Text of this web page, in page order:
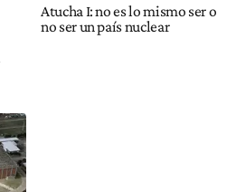
Atucha I: no es lo mismo ser o
no ser un país nuclear